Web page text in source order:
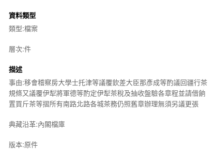
資料類型
類型:檔案
層次:件
描述
事由:移會稽察房大學士托津等議覆欽差大臣那彥成等酌議回疆行茶
規條又議覆伊犁將軍德等酌定伊犁茶稅及抽收盤驗各章程並請借餉
置買斤茶等摺所有南路北路各城茶務仍照舊章辦理無須另議更張
典藏沿革:內閣檔庫
版本:原件